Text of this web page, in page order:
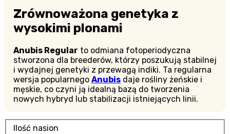
Zrównoważona genetyka z
wysokimi plonami
Anubis Regular to odmiana fotoperiodyczna
stworzona dla breederów, którzy poszukują stabilnej
i wydajnej genetyki z przewagą indiki. Ta regularna
wersja popularnego Anubis daje rośliny żeńskie i
męskie, co czyni ją idealną bazą do tworzenia
nowych hybryd lub stabilizacji istniejących linii.
Ilość nasion